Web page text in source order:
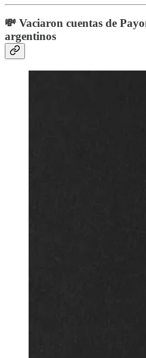
💸 Vaciaron cuentas de
argentinos